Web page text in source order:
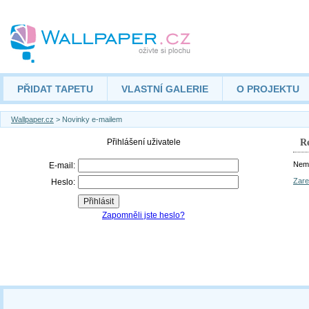
PŘIDAT TAPETU VLASTNÍ GALERIE O PROJEKTU
Wallpaper.cz > Novinky e-mailem